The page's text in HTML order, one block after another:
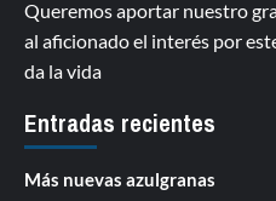
Queremos aportar nuestro
al aficionado el interés por
da la vida
Entradas recientes
Más nuevas azulgranas